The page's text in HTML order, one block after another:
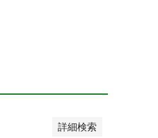
詳細検索